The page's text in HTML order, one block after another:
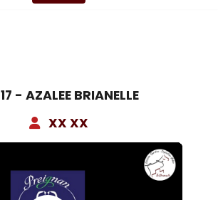
17 - AZALEE BRIANELLE
XX XX